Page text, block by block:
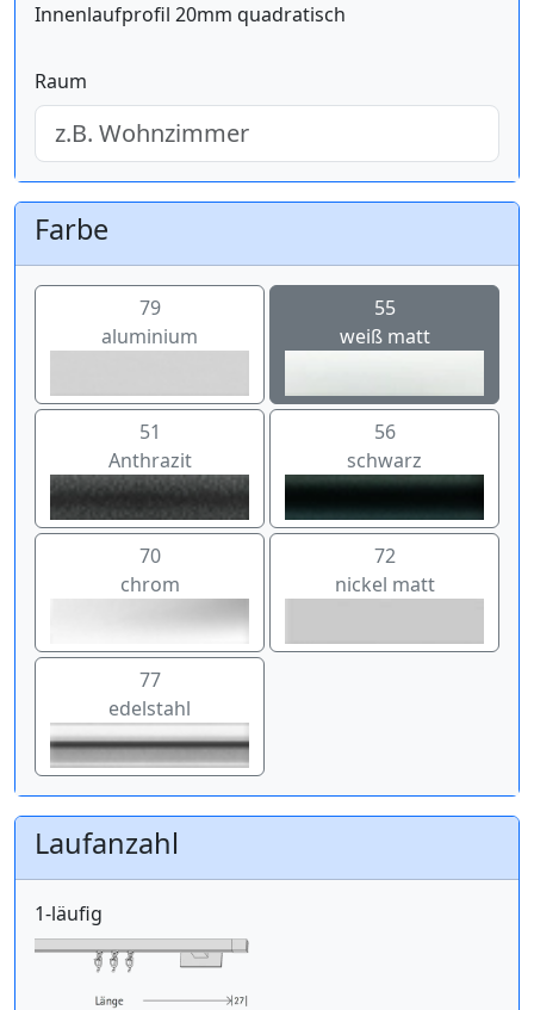
Innenlaufprofil 20mm quadratisch
Raum
Farbe
79
aluminium
55
weiß matt
51
Anthrazit
56
schwarz
70
chrom
72
nickel matt
77
edelstahl
Laufanzahl
1-läufig